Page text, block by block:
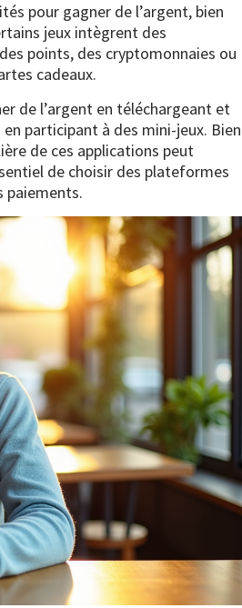
pour gagner de l’argent, bien
jeux intègrent des
points, des cryptomonnaies ou
cadeaux.
de l’argent en téléchargeant et
participant à des mini-jeux. Bien
de ces applications peut
de choisir des plateformes
paiements.